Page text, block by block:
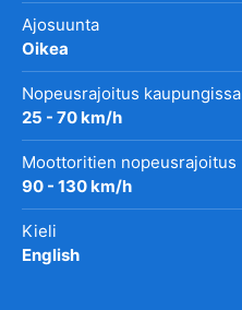
Ajosuunta
Oikea
Nopeusrajoitus kaupungissa
25 - 70 km/h
Moottoritien nopeusrajoitus
90 - 130 km/h
Kieli
English